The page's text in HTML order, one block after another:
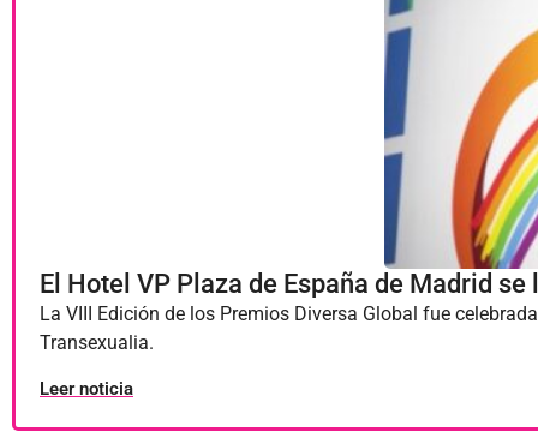
El Hotel VP Plaza de España de Madrid
La VIII Edición de los Premios Diversa Global fue
Transexualia.
Leer noticia